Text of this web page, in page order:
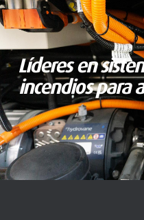
Líderes en
incendios para